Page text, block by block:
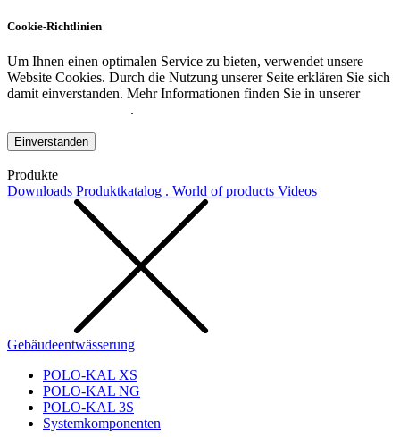
Cookie-Richtlinien
Um Ihnen einen optimalen Service zu bieten, verwendet unsere
Website Cookies. Durch die Nutzung unserer Seite erklären Sie sich
damit einverstanden. Mehr Informationen finden Sie in unserer
.
Einverstanden
Produkte
Downloads Produktkatalog . World of products Videos
Gebäudeentwässerung
POLO-KAL XS
POLO-KAL NG
POLO-KAL 3S
Systemkomponenten